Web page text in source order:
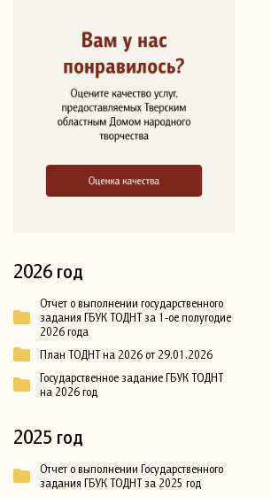
2026 год
Отчет о выполнении государственного
задания ГБУК ТОДНТ за 1-ое полугодие
2026 года
План ТОДНТ на 2026 от 29.01.2026
Государственное задание ГБУК ТОДНТ
на 2026 год
2025 год
Отчет о выполнении Государственного
задания ГБУК ТОДНТ за 2025 год